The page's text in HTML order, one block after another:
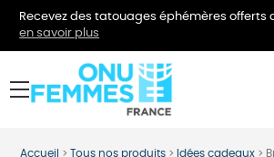
Recevez des tatouages éphémères offerts
en savoir plus
menu
Accueil > Tous nos produits> Idées cadeaux>